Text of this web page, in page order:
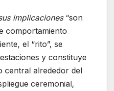
implicaciones“son
comportamiento
el “rito”, se
y constituye
central alrededor del
ceremonial,